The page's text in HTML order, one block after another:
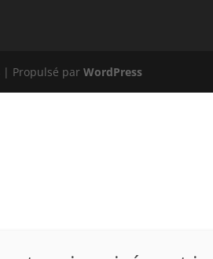
| Propulsé parWordPress